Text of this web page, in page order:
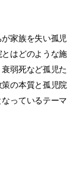
家族を失い孤児
はどのような施
弱死など孤児た
の本質と孤児院
っているテーマ